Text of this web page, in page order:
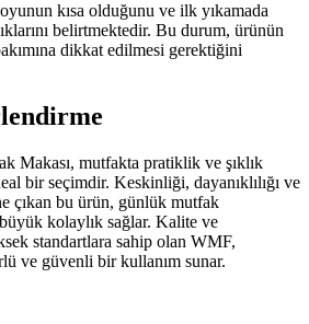
kısa olduğunu ve ilk yıkamada
belirtmektedir. Bu durum, ürünün
dikkat edilmesi gerektiğini
Makası, mutfakta pratiklik ve şıklık
bir seçimdir. Keskinliği, dayanıklılığı ve
çıkan bu ürün, günlük mutfak
kolaylık sağlar. Kalite ve
standartlara sahip olan WMF,
ve güvenli bir kullanım sunar.